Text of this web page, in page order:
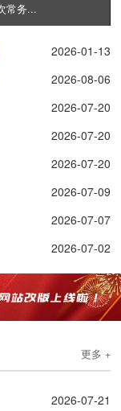
2026-01-13
2026-08-06
2026-07-20
2026-07-20
2026-07-20
2026-07-09
2026-07-07
2026-07-02
更多 +
2026-07-21